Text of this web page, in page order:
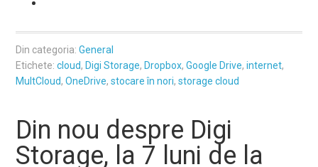
Din categoria:General
Etichete:cloud, Digi Storage, Dropbox,Google Drive,internet,
MultCloud,OneDrive,stocare în nori,storage cloud
Din nou despre Digi
Storage, la 7 luni de la